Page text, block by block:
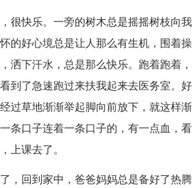
快乐。一旁的树木总是摇摇树枝向我
的好心境总是让人那么有生机，围着
洒下汗水，总是那么快乐。跑着跑着
到了急速跑过来扶我起来去医务室。
过草地渐渐举起脚向前放下，就这样
条口子连着一条口子的，有一点血，
上课去了。
回到家中，爸爸妈妈总是备好了热腾